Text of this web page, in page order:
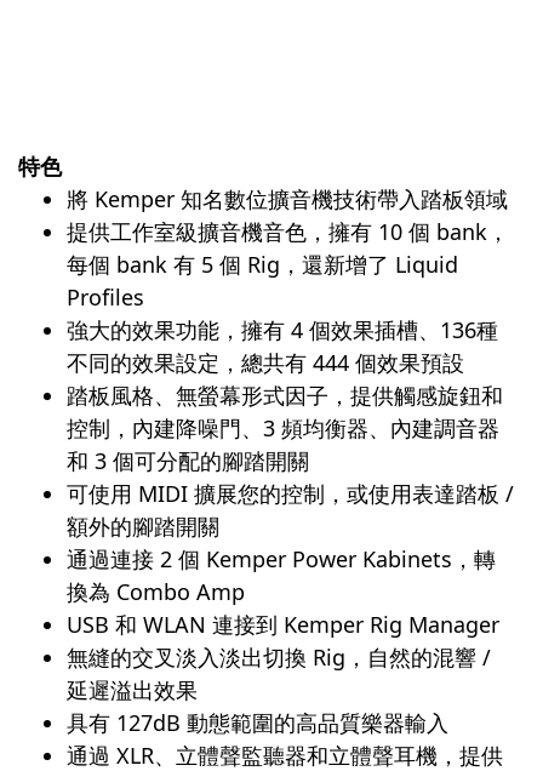
特色
將 Kemper 知名數位擴音機技術帶入踏板領域
提供工作室級擴音機音色，擁有 10 個 bank，
每個 bank 有 5 個 Rig，還新增了 Liquid
Profiles
強大的效果功能，擁有 4 個效果插槽、136種
不同的效果設定，總共有 444 個效果預設
踏板風格、無螢幕形式因子，提供觸感旋鈕和
控制，內建降噪門、3 頻均衡器、內建調音器
和 3 個可分配的腳踏開關
可使用 MIDI 擴展您的控制，或使用表達踏板 /
額外的腳踏開關
通過連接 2 個 Kemper Power Kabinets，轉
換為 Combo Amp
USB 和 WLAN 連接到 Kemper Rig Manager
無縫的交叉淡入淡出切換 Rig，自然的混響 /
延遲溢出效果
具有 127dB 動態範圍的高品質樂器輸入
通過 XLR、立體聲監聽器和立體聲耳機，提供